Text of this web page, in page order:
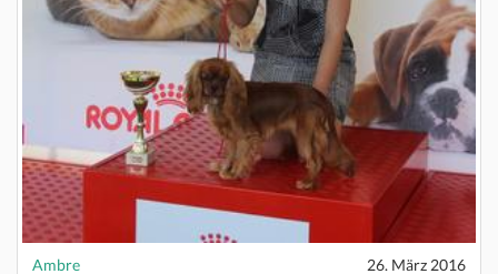
Ambre
26. März 2016